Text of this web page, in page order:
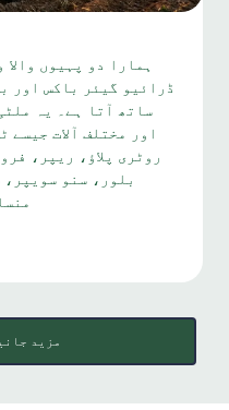
ہمارا دو پہیوں
ڈرائیو گیئر باکس اور
ساتھ آتا ہے۔ یہ
اور مختلف آلات جیسے
روٹری پلاؤ، ریپر،
بلور، سنو
مزید